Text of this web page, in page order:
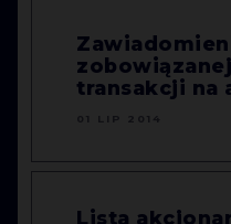
transakcji na
Lista